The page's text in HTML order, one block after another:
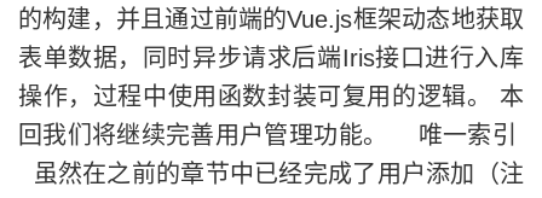
的构建，并且通过前端的Vue.js框架动态地获取
表单数据，同时异步请求后端Iris接口进行入库
操作，过程中使用函数封装可复用的逻辑。 本
回我们将继续完善用户管理功能。 唯一索引
虽然在之前的章节中已经完成了用户添加（注